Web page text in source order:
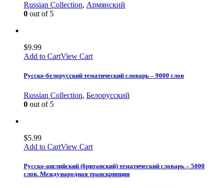
Russian Collection, Армянский
0 out of 5
$9.99
Add to CartView Cart
Русско-белорусский тематический словарь – 9000 слов
Russian Collection, Белорусский
0 out of 5
$5.99
Add to CartView Cart
Русско-английский (британский) тематический словарь – 5000
слов. Международная транскрипция